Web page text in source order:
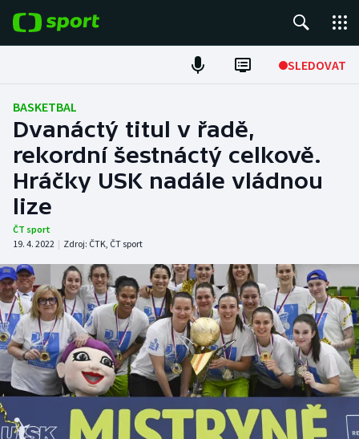
SLEDOVAT
Fotbal
Hokej
Tenis
Atletika
DALŠÍ SPORTY
Americký fotbal
Baseball a softbal
Basketbal
NEPŘEHLÉDNĚTE
Soutěže
Historické návraty
BASKETBAL
Dvanáctý titul v řadě,
rekordní šestnáctý celkově.
Hráčky USK nadále vládnou
lize
ČT sport
19. 4. 2022 | Zdroj: ČTK, ČT sport